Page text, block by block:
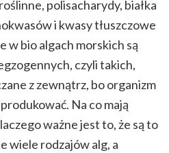
polisacharydy, białka
i kwasy tłuszczowe
w bio algach morskich są
czyli takich,
z zewnątrz, bo organizm
Na co mają
ważne jest to, że są to
wiele rodzajów alg, a